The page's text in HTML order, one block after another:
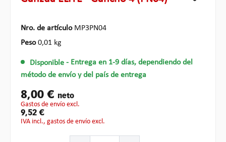
Nro. de artículo MP3PN04
Peso0,01 kg
Disponible - Entrega en 1-9 días, dependiendo del
método de envío y del país de entrega
8,00 € neto
gastos de envío excl.
9,52 €
IVA incl., gastos de envío excl.